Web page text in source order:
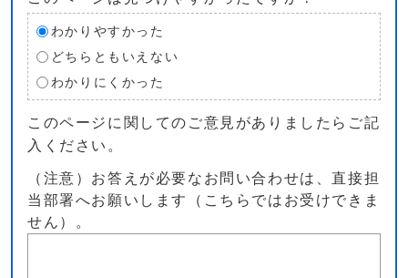
わかりやすかった
どちらともいえない
わかりにくかった
このページに関してのご意見がありましたらご記
入ください。
（注意）お答えが必要なお問い合わせは、直接担
当部署へお願いします（こちらではお受けできま
せん）。